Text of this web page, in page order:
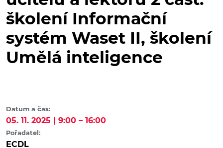
školení Informační
systém Waset II, školení
Umělá inteligence
Datum a čas:
05. 11. 2025 | 9:00 – 16:00
Pořadatel:
ECDL